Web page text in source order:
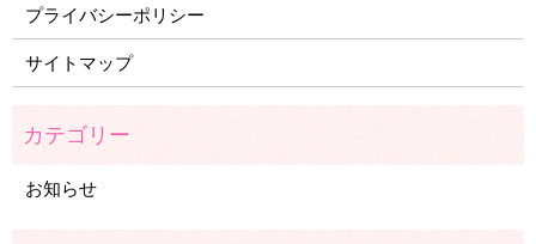
プライバシーポリシー
サイトマップ
お知らせ